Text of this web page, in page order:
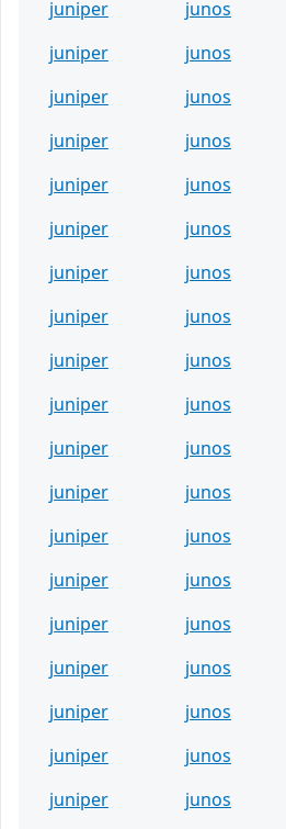
juniper
junos
juniper
junos
juniper
junos
juniper
junos
juniper
junos
juniper
junos
juniper
junos
juniper
junos
juniper
junos
juniper
junos
juniper
junos
juniper
junos
juniper
junos
juniper
junos
juniper
junos
juniper
junos
juniper
junos
juniper
junos
juniper
junos